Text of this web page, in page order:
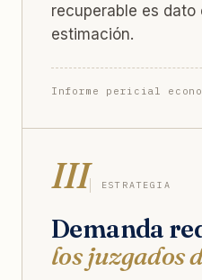
recuperable es dato
estimación.
Informe pericial
III ESTRATEGIA
Demanda
los juzgados